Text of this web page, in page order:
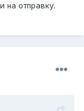
на отправку.